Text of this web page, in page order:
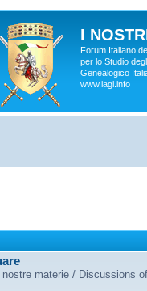
I
Forum Italiano
per lo Studio
Genealogico
www.iagi.info
materie / Discussions